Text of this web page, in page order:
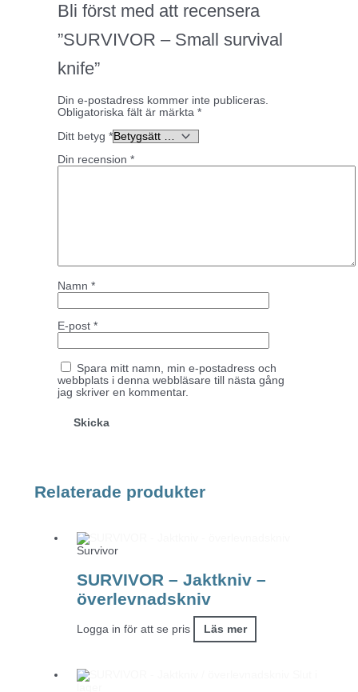
Bli först med att recensera
”SURVIVOR – Small survival
knife”
Din e-postadress kommer inte publiceras.
Obligatoriska fält är märkta *
Ditt betyg *
Din recension *
Namn *
E-post *
Spara mitt namn, min e-postadress och
webbplats i denna webbläsare till nästa gång
jag skriver en kommentar.
Relaterade produkter
Survivor
SURVIVOR – Jaktkniv –
överlevnadskniv
Logga in för att se pris Läs mer